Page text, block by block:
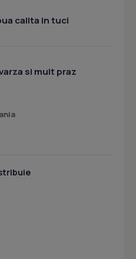
calita in tuci
si mult praz